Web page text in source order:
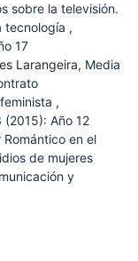
sobre la televisión.
tecnología ,
17
Larangeira, Media
,
Año 12
Romántico en el
de mujeres
y